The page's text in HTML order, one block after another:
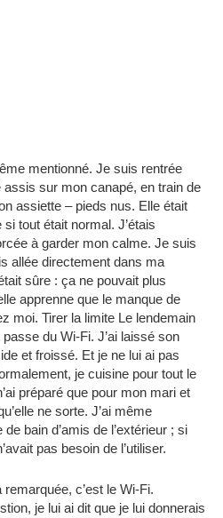
mentionné. Je suis rentrée
assis sur mon canapé, en train de
assiette – pieds nus. Elle était
tout était normal. J’étais
à garder mon calme. Je suis
allée directement dans ma
sûre : ça ne pouvait plus
apprenne que le manque de
moi. Tirer la limite Le lendemain
du Wi-Fi. J’ai laissé son
et froissé. Et je ne lui ai pas
je cuisine pour tout le
préparé que pour mon mari et
ne sorte. J’ai même
bain d’amis de l’extérieur ; si
pas besoin de l’utiliser.
c’est le Wi-Fi.
je lui ai dit que je lui donnerais